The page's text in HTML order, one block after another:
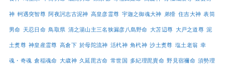
神 軻遇突智尊 阿夜訶志古泥神 高皇彦霊尊 宇迦之御魂大神 弟猾 住吉大神 表筒
男命 天忍日命 鳥取県 清之湯山主三名狭漏彦八島野命 大苫辺尊 大戸之道尊 泥
土煑尊 神皇産霊尊 高倉下 於母陀流神 活杙神 角杙神 沙土煑尊 塩土老翁 幸
魂・奇魂 倉稲魂命 大歳神 久延毘古命 常世国 多紀理毘賣命 野見宿禰命 須勢理